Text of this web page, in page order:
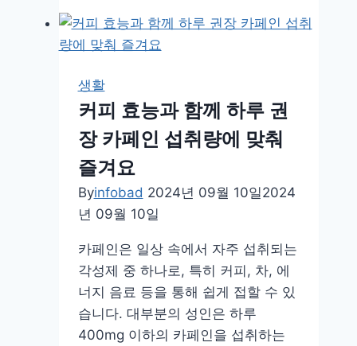
로
리
체
중
량
과
과
적
운
동
법
생활
커피 효능과 함께 하루 권
장 카페인 섭취량에 맞춰
즐겨요
Byinfobad 2024년 09월 10일2024
년 09월 10일
카페인은 일상 속에서 자주 섭취되는
각성제 중 하나로, 특히 커피, 차, 에
너지 음료 등을 통해 쉽게 접할 수 있
습니다. 대부분의 성인은 하루
400mg 이하의 카페인을 섭취하는